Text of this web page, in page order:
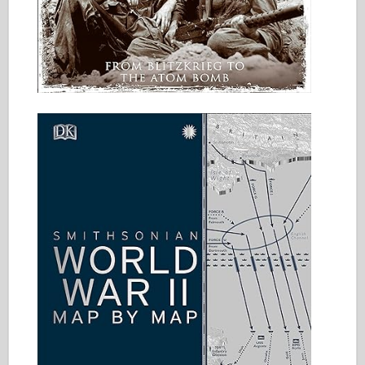
Italeri (12.
Legenda
Meng Model
Tamiya
Tristar
Trumpeter (Volút)
Knihy
Dvd
Kontakt
le Denník